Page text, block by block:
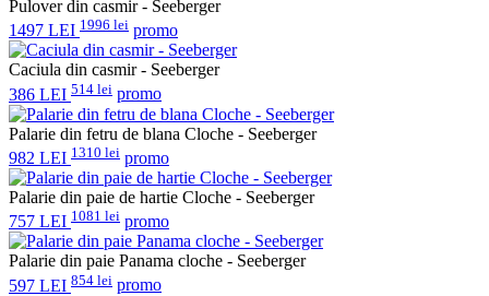
Pulover din casmir - Seeberger
1497 LEI 1996 lei promo
Caciula din casmir - Seeberger
386 LEI 514 lei promo
Palarie din fetru de blana Cloche - Seeberger
982 LEI 1310 lei promo
Palarie din paie de hartie Cloche - Seeberger
757 LEI 1081 lei promo
Palarie din paie Panama cloche - Seeberger
597 LEI 854 lei promo